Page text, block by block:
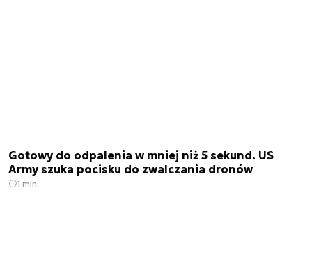
Gotowy do odpalenia w mniej niż 5 sekund. US
Army szuka pocisku do zwalczania dronów
1 min.